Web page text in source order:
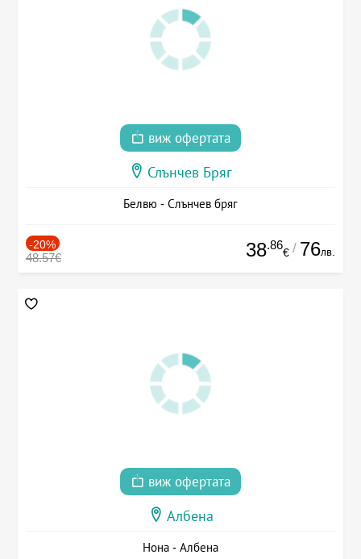
виж офертата
Слънчев Бряг
Белвю - Слънчев бряг
-20%
48.57€ 38.86
€ / 76лв.
виж офертата
Албена
Нона - Албена